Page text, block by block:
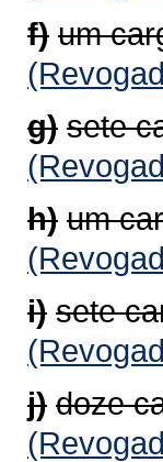
f) um
g) sete
h) um
i) sete
j) doze